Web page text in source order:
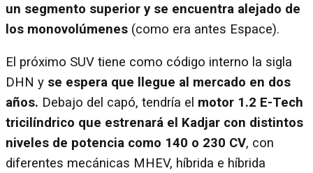
un segmento superior y se encuentra alejado de
los monovolúmenes (como era antes Espace).
El próximo SUV tiene como código interno la sigla
DHN y se espera que llegue al mercado en dos
años. Debajo del capó, tendría el motor 1.2 E-Tech
tricilíndrico que estrenará el Kadjar con distintos
niveles de potencia como 140 o 230 CV, con
diferentes mecánicas MHEV, híbrida e híbrida